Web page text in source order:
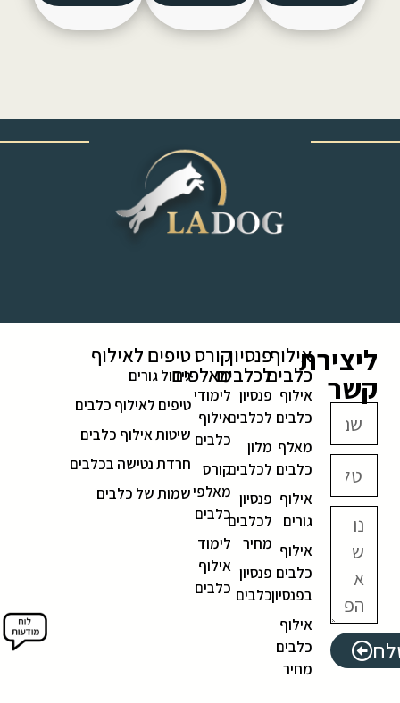
ליצירת
קשר
אילוף
כלבים
אילוף
כלבים
מאלף
כלבים
אילוף
גורים
אילוף
כלבים
בפנסיון
אילוף
כלבים
מחיר
פנסיון
לכלבים
פנסיון
לכלבים
מלון
לכלבים
פנסיון
לכלבים
מחיר
פנסיון
כלבים
קורס
מאלפים
לימודי
אילוף
כלבים
קורס
מאלפי
כלבים
לימוד
אילוף
כלבים
טיפים לאילוף
גידול גורים
טיפים לאילוף כלבים
שיטות אילוף כלבים
חרדת נטישה בכלבים
שמות של כלבים